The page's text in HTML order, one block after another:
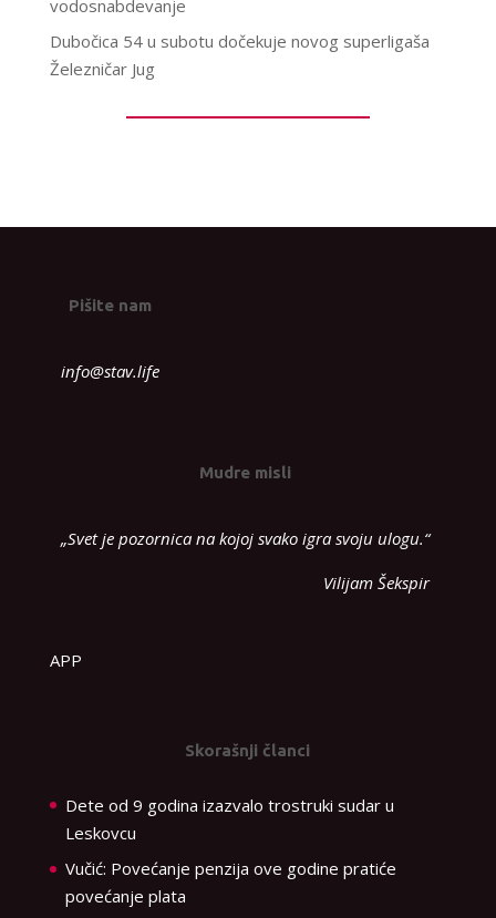
vodosnabdevanje
Dubočica 54 u subotu dočekuje novog superligaša
Železničar Jug
Pišite nam
info@stav.life
Mudre misli
„Svet je pozornica na kojoj svako igra svoju ulogu.“
Vilijam Šekspir
APP
Skorašnji članci
Dete od 9 godina izazvalo trostruki sudar u
Leskovcu
Vučić: Povećanje penzija ove godine pratiće
povećanje plata